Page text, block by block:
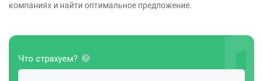
компаниях и найти оптимальное предложение.
Что страхуем?